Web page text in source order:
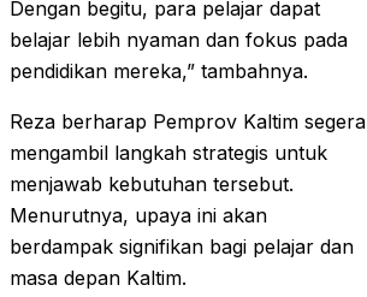
Dengan begitu, para pelajar dapat
belajar lebih nyaman dan fokus pada
pendidikan mereka,” tambahnya.
Reza berharap Pemprov Kaltim segera
mengambil langkah strategis untuk
menjawab kebutuhan tersebut.
Menurutnya, upaya ini akan
berdampak signifikan bagi pelajar dan
masa depan Kaltim.